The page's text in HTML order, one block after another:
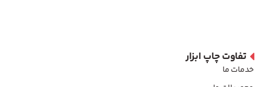
تفاوت چاپ ابزار
خدمات ما